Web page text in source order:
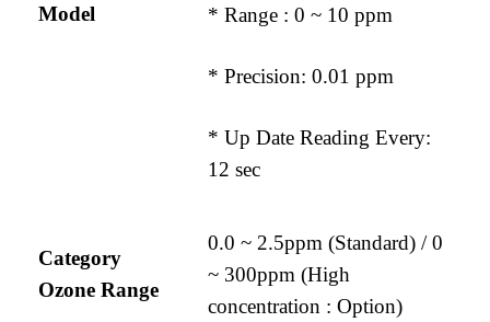
Model * Range : 0 ~ 10 ppm
* Precision: 0.01 ppm
* Up Date Reading Every:
12 sec
Category
Ozone Range
0.0 ~ 2.5ppm (Standard) / 0
~ 300ppm (High
concentration : Option)